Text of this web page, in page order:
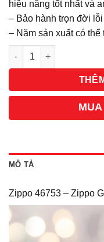
hiệu năng tốt nhất và
– Bảo hành trọn đời
– Năm sản xuất có
Số lượng
MÔ TẢ
Zippo 46753 – Zippo